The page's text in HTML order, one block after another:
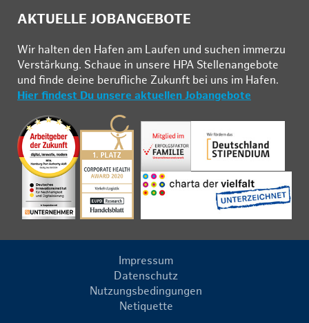
AKTUELLE JOBANGEBOTE
Wir hal­ten den Ha­fen am Lau­fen und su­chen im­mer­zu
Ver­stär­kung. Schau­e in un­se­re HPA Stel­len­an­ge­bo­te
und fin­de deine be­ruf­li­che Zu­kunft bei uns im Ha­fen.
Hier findest Du unsere aktuellen Jobangebote
Impressum
Datenschutz
Nutzungsbedingungen
Netiquette